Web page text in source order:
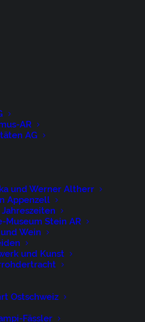
AR
AG
und Werner Altherr
Appenzell
Jahreszeiten
Museum Stein AR
Wein
und Kunst
Ostschweiz
Fässler